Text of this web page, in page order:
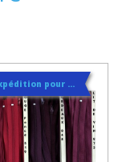
Voir Info Expédition pour Régler les Frais de Port au Meilleur Prix , En haut d'ecran à Droite